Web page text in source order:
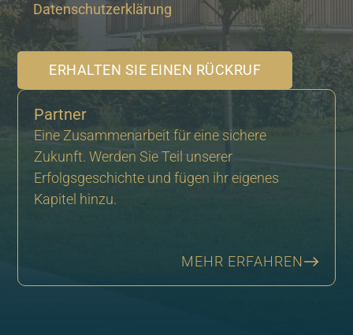
Datenschutzerklärung
ERHALTEN SIE EINEN RÜCKRUF
Partner
Eine Zusammenarbeit für eine sichere
Zukunft. Werden Sie Teil unserer
Erfolgsgeschichte und fügen ihr eigenes
Kapitel hinzu.
MEHR ERFAHREN